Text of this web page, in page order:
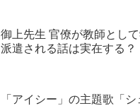
御上先生 官僚が教師とし
派遣される話は実在する？
「アイシー」の主題歌「